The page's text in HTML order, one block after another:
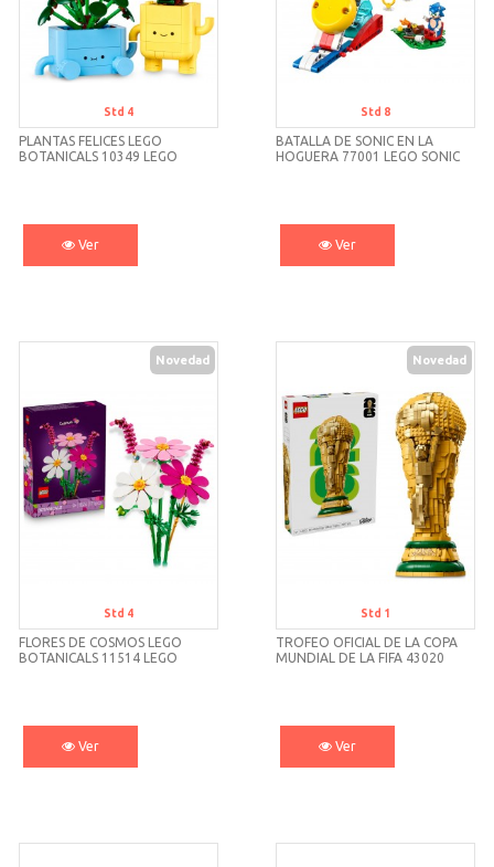
Std 4
PLANTAS FELICES LEGO
BOTANICALS 10349 LEGO
Ver
Std 8
BATALLA DE SONIC EN LA
HOGUERA 77001 LEGO SONIC
Ver
Novedad
Std 4
FLORES DE COSMOS LEGO
BOTANICALS 11514 LEGO
Ver
Novedad
Std 1
TROFEO OFICIAL DE LA COPA
MUNDIAL DE LA FIFA 43020
Ver